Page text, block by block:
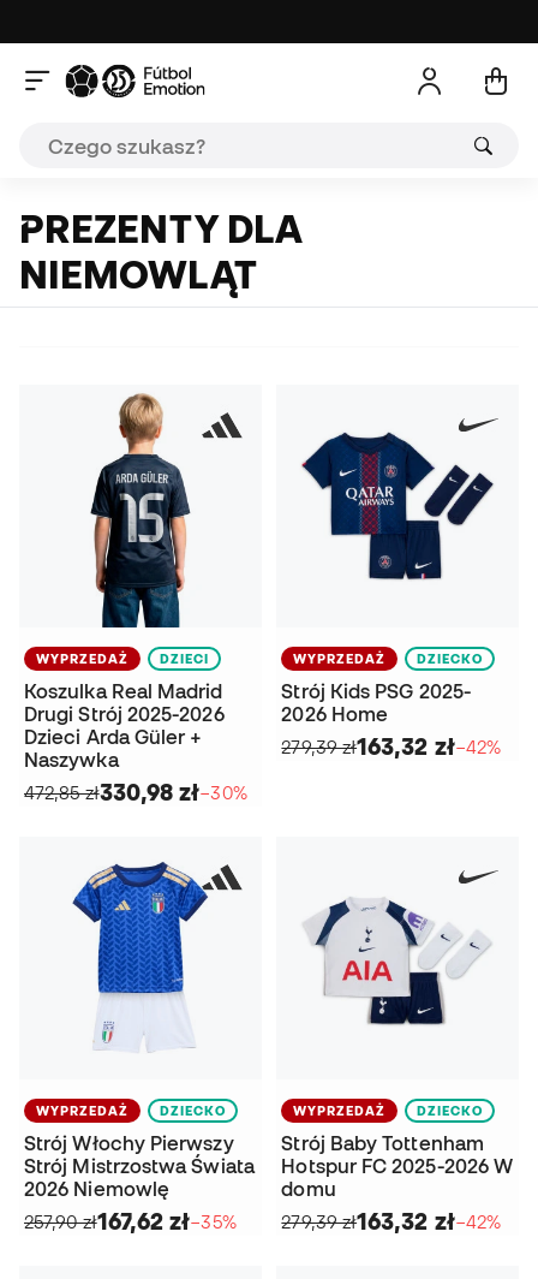
PREZENTY DLA
NIEMOWLĄT
WYPRZEDAŻ DZIECI
Koszulka Real Madrid
Drugi Strój 2025-2026
Dzieci Arda Güler +
Naszywka
472,85 zł330,98 zł−30%
WYPRZEDAŻ DZIECKO
Strój Kids PSG 2025-
2026 Home
279,39 zł163,32 zł−42%
WYPRZEDAŻ DZIECKO
Strój Włochy Pierwszy
Strój Mistrzostwa Świata
2026 Niemowlę
257,90 zł167,62 zł−35%
WYPRZEDAŻ DZIECKO
Strój Baby Tottenham
Hotspur FC 2025-2026 W
domu
279,39 zł163,32 zł−42%